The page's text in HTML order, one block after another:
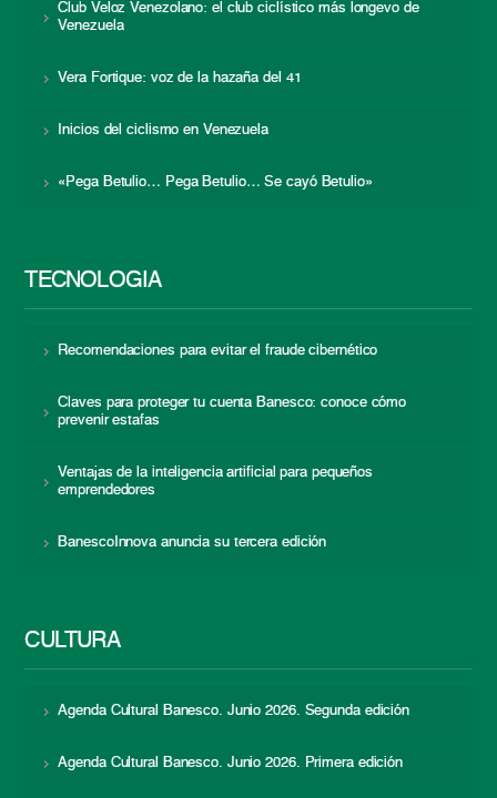
Club Veloz Venezolano: el club ciclístico más longevo de
Venezuela
Vera Fortique: voz de la hazaña del 41
Inicios del ciclismo en Venezuela
«Pega Betulio… Pega Betulio… Se cayó Betulio»
TECNOLOGÍA
Recomendaciones para evitar el fraude cibernético
Claves para proteger tu cuenta Banesco: conoce cómo
prevenir estafas
Ventajas de la inteligencia artificial para pequeños
emprendedores
BanescoInnova anuncia su tercera edición
CULTURA
Agenda Cultural Banesco. Junio 2026. Segunda edición
Agenda Cultural Banesco. Junio 2026. Primera edición